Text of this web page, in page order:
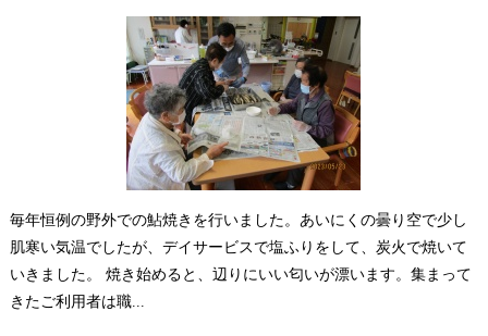
毎年恒例の野外での鮎焼きを行いました。あいにくの曇り空で少し
肌寒い気温でしたが、デイサービスで塩ふりをして、炭火で焼いて
いきました。 焼き始めると、辺りにいい匂いが漂います。集まって
きたご利用者は職...